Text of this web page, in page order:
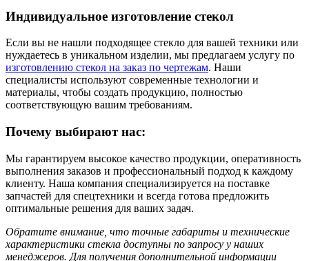
Индивидуальное изготовление стекол
Если вы не нашли подходящее стекло для вашей техники или
нуждаетесь в уникальном изделии, мы предлагаем услугу по
изготовлению стекол на заказ по чертежам. Наши
специалисты используют современные технологии и
материалы, чтобы создать продукцию, полностью
соответствующую вашим требованиям.
Почему выбирают нас:
Мы гарантируем высокое качество продукции, оперативность
выполнения заказов и профессиональный подход к каждому
клиенту. Наша компания специализируется на поставке
запчастей для спецтехники и всегда готова предложить
оптимальные решения для ваших задач.
Обратите внимание, что точные габариты и технические
характеристики стекла доступны по запросу у наших
менеджеров. Для получения дополнительной информации